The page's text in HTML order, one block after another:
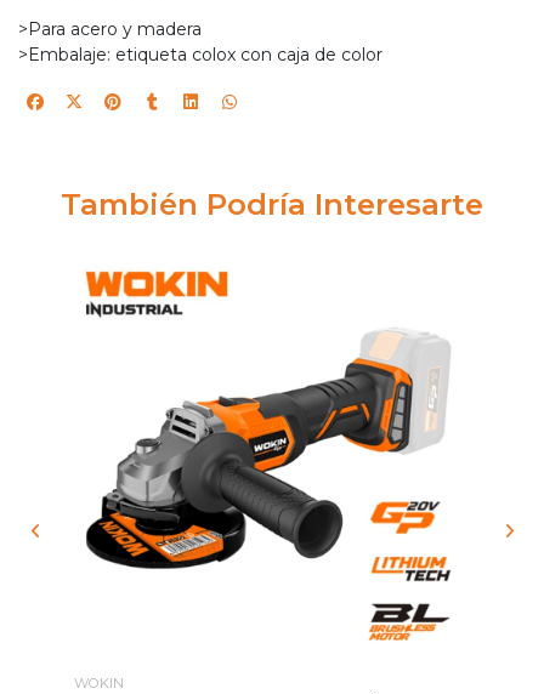
>Para acero y madera
>Embalaje: etiqueta colox con caja de color
También Podría Interesarte
WOKIN